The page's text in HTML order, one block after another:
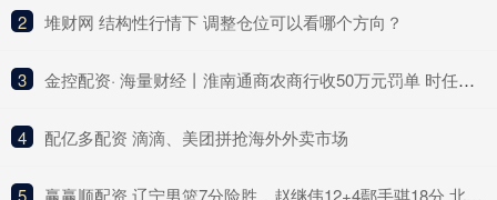
2 ​堆财网 结构性行情下 调整仓位可以看哪个方向？
3 ​金控配资· 海量财经丨淮南通商农商行收50万元罚单 时任副行长、房地产信贷部总经理同时被警告
4 ​配亿多配资 滴滴、美团拼抢海外外卖市场
5 ​赢赢顺配资 辽宁男篮7分险胜，赵继伟12+4鄢手骐18分 北控新后场双枪合砍41分